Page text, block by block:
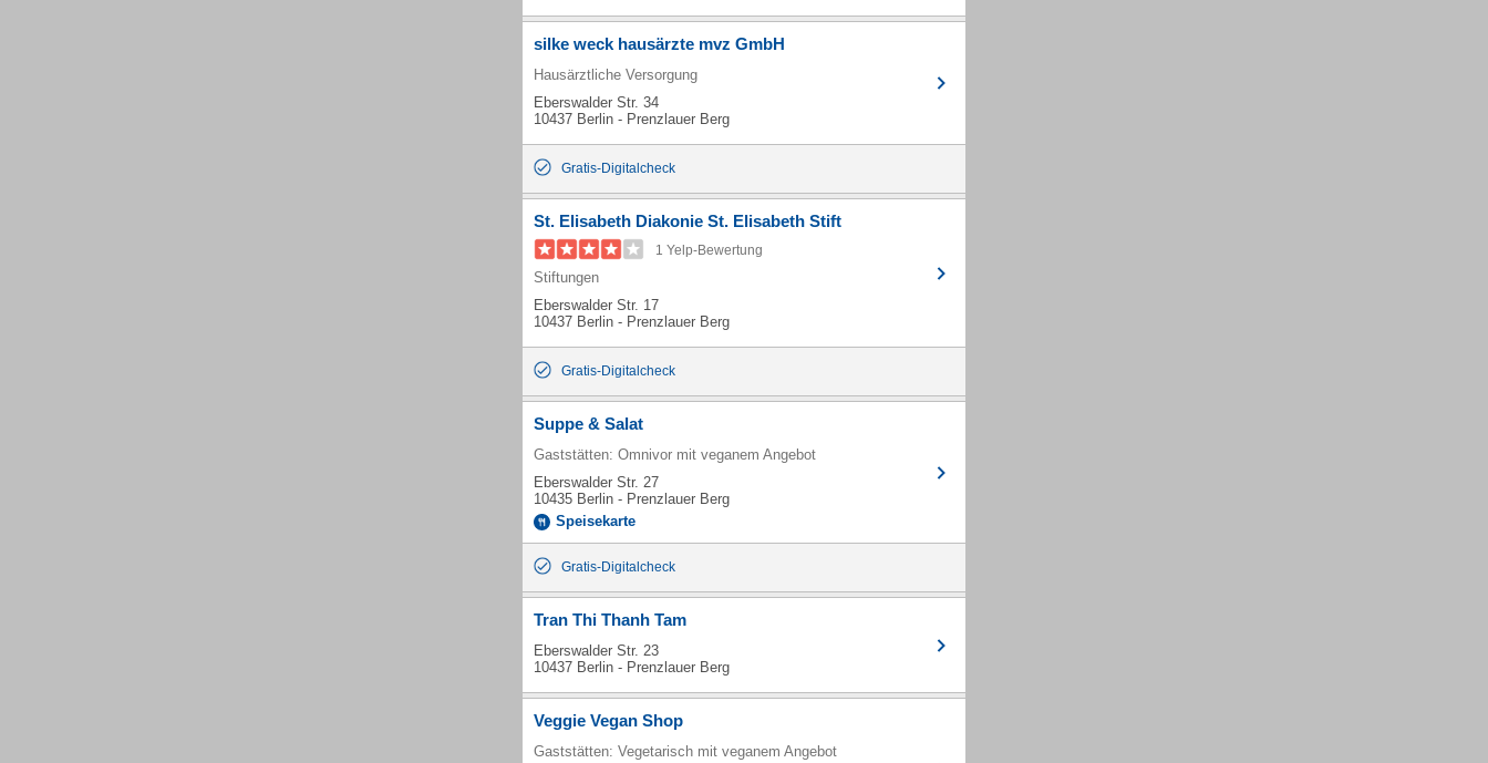
silke weck hausärzte mvz GmbH
Hausärztliche Versorgung
Eberswalder Str. 34
10437 Berlin - Prenzlauer Berg
Gratis-Digitalcheck
St. Elisabeth Diakonie St. Elisabeth Stift
1 Yelp-Bewertung
Stiftungen
Eberswalder Str. 17
10437 Berlin - Prenzlauer Berg
Gratis-Digitalcheck
Suppe & Salat
Gaststätten: Omnivor mit veganem Angebot
Eberswalder Str. 27
10435 Berlin - Prenzlauer Berg
Speisekarte
Gratis-Digitalcheck
Tran Thi Thanh Tam
Eberswalder Str. 23
10437 Berlin - Prenzlauer Berg
Veggie Vegan Shop
Gaststätten: Vegetarisch mit veganem Angebot